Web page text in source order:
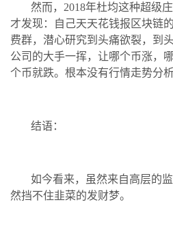
然而，2018年杜均这种超级
才发现：自己天天花钱报区块链
费群，潜心研究到头痛欲裂，到
公司的大手一挥，让哪个币涨，
个币就跌。根本没有行情走势分
结语：
如今看来，虽然来自高层的
然挡不住韭菜的发财梦。